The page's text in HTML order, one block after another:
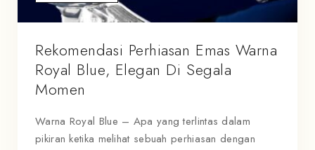
Rekomendasi Perhiasan Emas Warna
Royal Blue, Elegan Di Segala
Momen
Warna Royal Blue – Apa yang terlintas dalam
pikiran ketika melihat sebuah perhiasan dengan